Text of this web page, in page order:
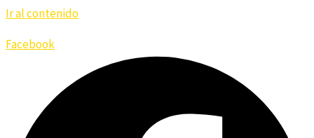
Ir al contenido
Facebook